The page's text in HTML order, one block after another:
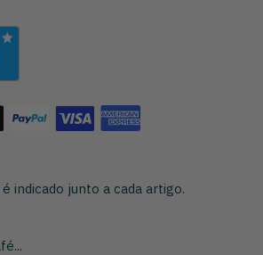
indicado junto a cada artigo.